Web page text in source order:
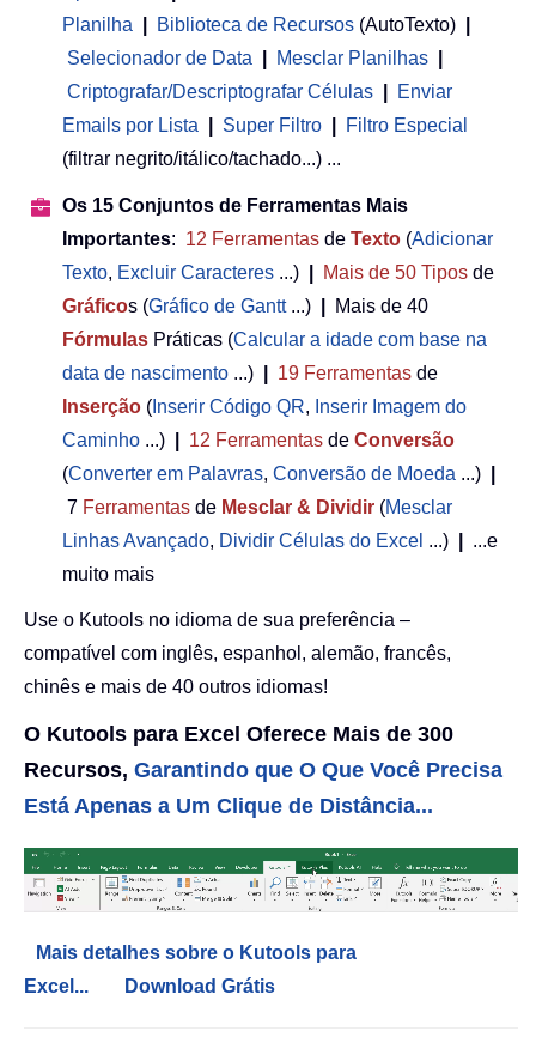
Planilha
Biblioteca de Recursos (AutoTexto)
Selecionador de Data
Mesclar Planilhas
Criptografar/Descriptografar Células
Enviar
Emails por Lista
Super Filtro
Filtro Especial
(filtrar negrito/itálico/tachado...) ...
Os 15 Conjuntos de Ferramentas Mais
Importantes: 12 Ferramentas de Texto (Adicionar
Texto, Excluir Caracteres ...) Mais de 50 Tipos de
Gráficos (Gráfico de Gantt...)
Mais de 40
Fórmulas Práticas (Calcular a idade com base na
data de nascimento ...) 19 Ferramentas de
Inserção ( Inserir Código QR, Inserir Imagem do
Caminho ...) 12 Ferramentas de Conversão
(Converter em Palavras, Conversão de Moeda ...)
7 Ferramentas de Mesclar & Dividir (Mesclar
Linhas Avançado, Dividir Células do Excel ...)
...e
muito mais
Use o Kutools no idioma de sua preferência –
compatível com inglês, espanhol, alemão, francês,
chinês e mais de 40 outros idiomas!
O Kutools para Excel Oferece Mais de 300
Recursos, Garantindo que O Que Você Precisa
Está Apenas a Um Clique de Distância...
Mais detalhes sobre o Kutools para
Excel...
Download Grátis